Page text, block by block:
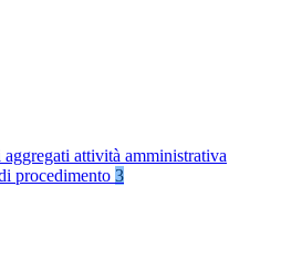
aggregati attività amministrativa
procedimento 3